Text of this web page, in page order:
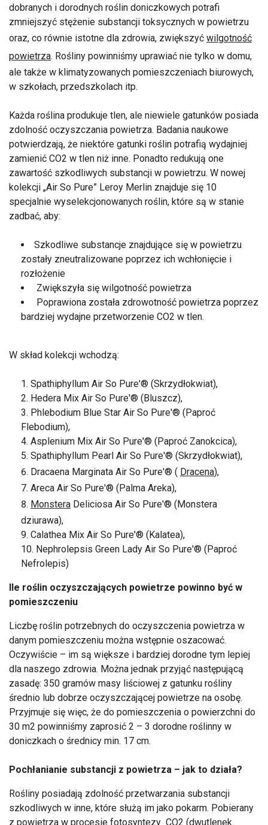
dobranych i dorodnych roślin doniczkowych potrafi
zmniejszyć stężenie substancji toksycznych w powietrzu
oraz, co równie istotne dla zdrowia, zwiększyć wilgotność
powietrza. Rośliny powinniśmy uprawiać nie tylko w domu,
ale także w klimatyzowanych pomieszczeniach biurowych,
w szkołach, przedszkolach itp.
Każda roślina produkuje tlen, ale niewiele gatunków posiada
zdolność oczyszczania powietrza. Badania naukowe
potwierdzają, że niektóre gatunki roślin potrafią wydajniej
zamienić CO2 w tlen niż inne. Ponadto redukują one
zawartość szkodliwych substancji w powietrzu. W nowej
kolekcji „Air So Pure” Leroy Merlin znajduje się 10
specjalnie wyselekcjonowanych roślin, które są w stanie
zadbać, aby:
Szkodliwe substancje znajdujące się w powietrzu
zostały zneutralizowane poprzez ich wchłonięcie i
rozłożenie
Zwiększyła się wilgotność powietrza
Poprawiona została zdrowotność powietrza poprzez
bardziej wydajne przetworzenie CO2 w tlen.
W skład kolekcji wchodzą:
Spathiphyllum Air So Pure'® (Skrzydłokwiat),
Hedera Mix Air So Pure'® (Bluszcz),
Phlebodium Blue Star Air So Pure'® (Paproć
Flebodium),
Asplenium Mix Air So Pure'® (Paproć Zanokcica),
Spathiphyllum Pearl Air So Pure'® (Skrzydłokwiat),
Dracaena Marginata Air So Pure'® ( Dracena),
Areca Air So Pure'® (Palma Areka),
Monstera Deliciosa Air So Pure'® (Monstera
dziurawa),
Calathea Mix Air So Pure'® (Kalatea),
Nephrolepsis Green Lady Air So Pure'® (Paproć
Nefrolepis)
Ile roślin oczyszczających powietrze powinno być w
pomieszczeniu
Liczbę roślin potrzebnych do oczyszczenia powietrza w
danym pomieszczeniu można wstępnie oszacować.
Oczywiście – im są większe i bardziej dorodne tym lepiej
dla naszego zdrowia. Można jednak przyjąć następującą
zasadę: 350 gramów masy liściowej z gatunku rośliny
średnio lub dobrze oczyszczającej powietrze na osobę.
Przyjmuje się więc, że do pomieszczenia o powierzchni do
30 m2 powinniśmy zaprosić 2 – 3 dorodne roślinny w
doniczkach o średnicy min. 17 cm.
Pochłanianie substancji z powietrza – jak to działa?
Rośliny posiadają zdolność przetwarzania substancji
szkodliwych w inne, które służą im jako pokarm. Pobierany
z powietrza w procesie fotosyntezy CO2 (dwutlenek